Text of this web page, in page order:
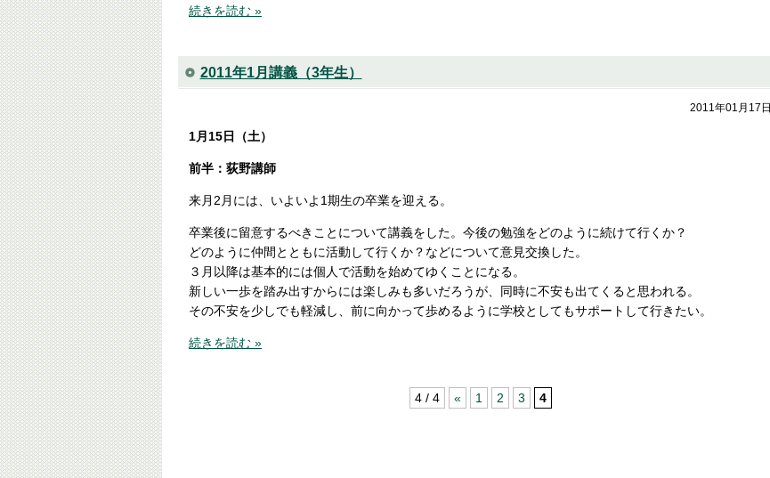
続きを読む »
2011年1月講義（3年生）
2011年01月17日
1月15日（土）
前半：荻野講師
来月2月には、いよいよ1期生の卒業を迎える。
卒業後に留意するべきことについて講義をした。今後の勉強をどのように続けて行くか？
どのように仲間とともに活動して行くか？などについて意見交換した。
３月以降は基本的には個人で活動を始めてゆくことになる。
新しい一歩を踏み出すからには楽しみも多いだろうが、同時に不安も出てくると思われる。
その不安を少しでも軽減し、前に向かって歩めるように学校としてもサポートして行きたい。
続きを読む »
4 / 4 « 1 2 3 4